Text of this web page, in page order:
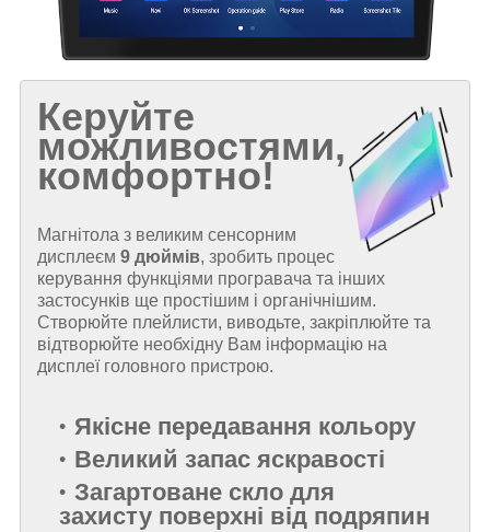
Керуйте
можливостями,
комфортно!
Магнітола з великим сенсорним
дисплеєм 9 дюймів, зробить процес
керування функціями програвача та інших
застосунків ще простішим і органічнішим.
Створюйте плейлисти, виводьте, закріплюйте та
відтворюйте необхідну Вам інформацію на
дисплеї головного пристрою.
Якісне передавання кольору
Великий запас яскравості
Загартоване скло для
захисту поверхні від подряпин